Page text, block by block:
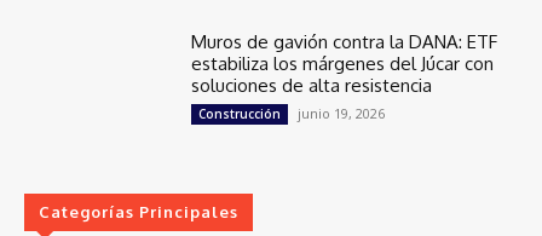
Muros de gavión contra la DANA: ETF
estabiliza los márgenes del Júcar con
soluciones de alta resistencia
Construcción junio 19, 2026
Categorías Principales